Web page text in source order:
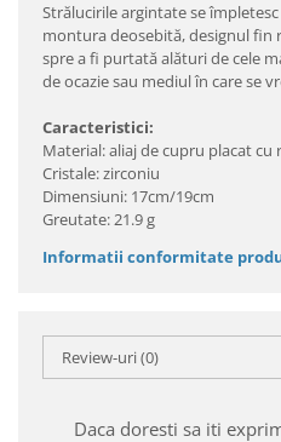
Strălucirile argintate se
montura deosebită, designul fin
spre a fi purtată alături de cele
de ocazie sau mediul în care se
Caracteristici:
Material: aliaj de cupru placat cu
Cristale: zirconiu
Dimensiuni: 17cm/19cm
Greutate: 21.9 g
Informatii conformitate
Review-uri(0)
Daca doresti sa iti